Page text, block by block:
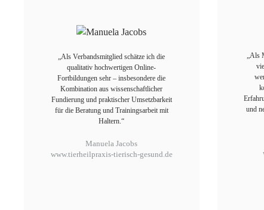
„Als Verbandsmitglied schätze ich die
qualitativ hochwertigen Online-
Fortbildungen sehr – insbesondere die
Kombination aus wissenschaftlicher
Fundierung und praktischer Umsetzbarkeit
für die Beratung und Trainingsarbeit mit
Haltern.“
Manuela Jacobs
www.tierheilpraxis-tierisch-gesund.de
„Als
und